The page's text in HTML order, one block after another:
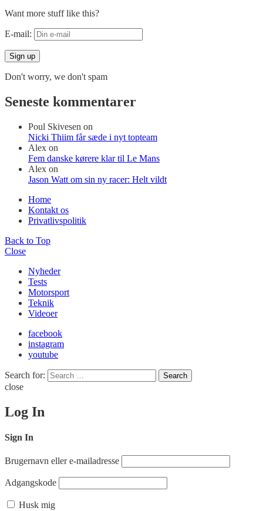
Want more stuff like this?
E-mail:
Don't worry, we don't spam
Seneste kommentarer
Poul Skivesen on
Nicki Thiim får sæde i nyt topteam
Alex on
Fem danske kørere klar til Le Mans
Alex on
Jason Watt om sin ny racer: Helt vildt
Home
Kontakt os
Privatlivspolitik
Back to Top
Close
Nyheder
Tests
Motorsport
Teknik
Videoer
facebook
instagram
youtube
Search for: Search
close
Log In
Sign In
Brugernavn eller e-mailadresse
Adgangskode
Husk mig